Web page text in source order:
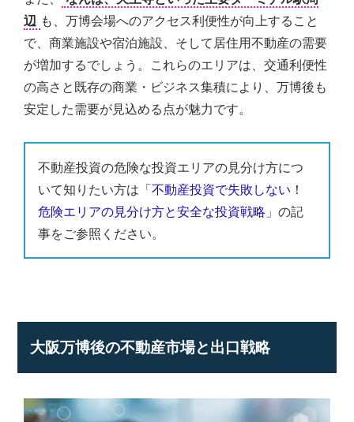
辺 も、万博会場へのアクセス利便性が向上すること
で、商業施設や宿泊施設、そして居住用不動産の需要
が増加するでしょう。これらのエリアは、交通利便性
の高さと既存の商業・ビジネス集積により、万博後も
安定した需要が見込める点が魅力です。
不動産投資の危険な投資エリアの見分け方につ
いて知りたい方は「不動産投資で失敗しない！
危険エリアの見分け方と安全な投資戦略 」の記
事をご参照ください。
大阪万博後の不動産市場と出口戦略